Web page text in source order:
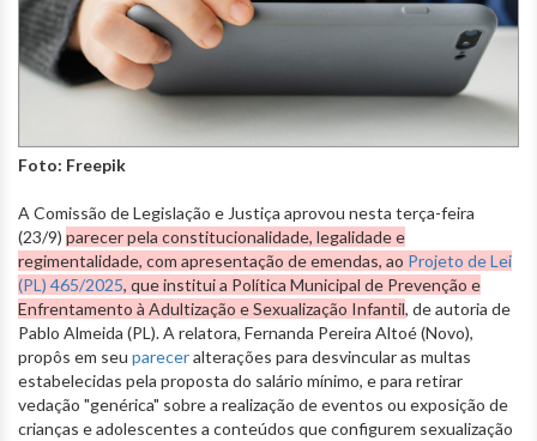
Foto: Freepik
A Comissão de Legislação e Justiça aprovou nesta terça-feira
(23/9) parecer pela constitucionalidade, legalidade e
regimentalidade, com apresentação de emendas, ao Projeto de Lei
(PL) 465/2025, que institui a Política Municipal de Prevenção e
Enfrentamento à Adultização e Sexualização Infantil, de autoria de
Pablo Almeida (PL). A relatora, Fernanda Pereira Altoé (Novo),
propôs em seu pareceralterações para desvincular as multas
estabelecidas pela proposta do salário mínimo, e para retirar
vedação "genérica" sobre a realização de eventos ou exposição de
crianças e adolescentes a conteúdos que configurem sexualização